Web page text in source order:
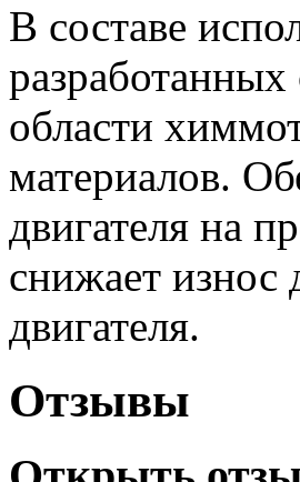
В составе
области
материалов.
двигателя на
снижает износ
двигателя.
Отзывы